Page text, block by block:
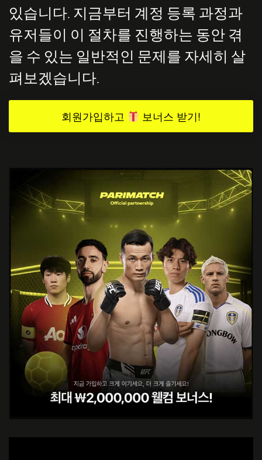
있습니다. 지금부터 계정 등록 과정과
유저들이 이 절차를 진행하는 동안 겪
을 수 있는 일반적인 문제를 자세히 살
펴보겠습니다.
회원가입하고 보너스 받기!